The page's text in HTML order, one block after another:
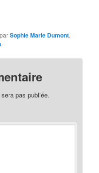
parSophie Marie Dumont.
.
pas publiée.